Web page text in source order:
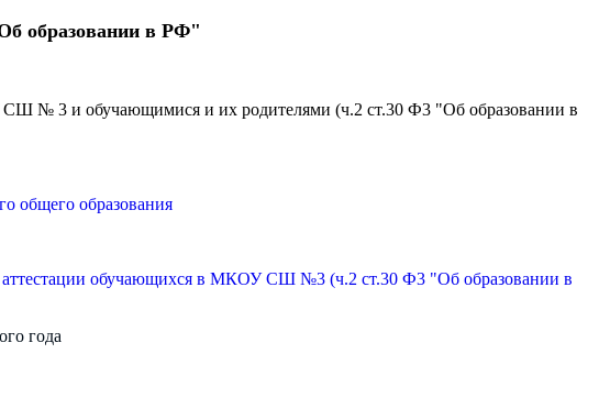
образовании в РФ"
№ 3 и обучающимися и их родителями (ч.2 ст.30 Ф3 "Об образовании в
общего образования
обучающихся в МКОУ СШ №3 (ч.2 ст.30 Ф3 "Об образовании в
года